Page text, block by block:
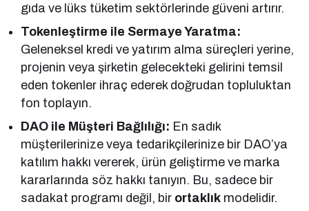
gıda ve lüks tüketim sektörlerinde güveni artırır.
Tokenleştirme ile Sermaye Yaratma:
Geleneksel kredi ve yatırım alma süreçleri yerine,
projenin veya şirketin gelecekteki gelirini temsil
eden tokenler ihraç ederek doğrudan topluluktan
fon toplayın.
DAO ile Müşteri Bağlılığı: En sadık
müşterilerinize veya tedarikçilerinize bir DAO’ya
katılım hakkı vererek, ürün geliştirme ve marka
kararlarında söz hakkı tanıyın. Bu, sadece bir
sadakat programı değil, bir ortaklık modelidir.